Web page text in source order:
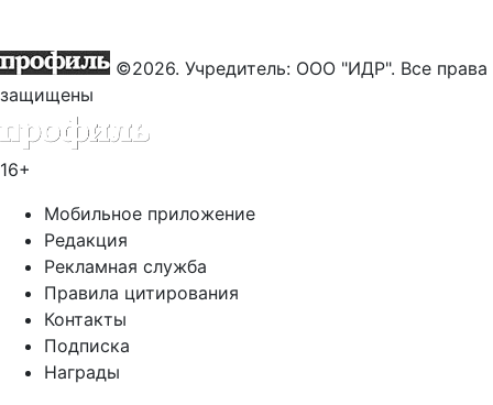
©2026. Учредитель: ООО "ИДР". Все права
защищены
16+
Мобильное приложение
Редакция
Рекламная служба
Правила цитирования
Контакты
Подписка
Награды